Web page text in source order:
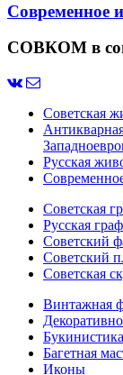
Современное
СОВКОМ в
Советская
Русская
Советская
Русская
Советский
Советский
Советская
Винтажная
Букинистика
Багетная
Иконы